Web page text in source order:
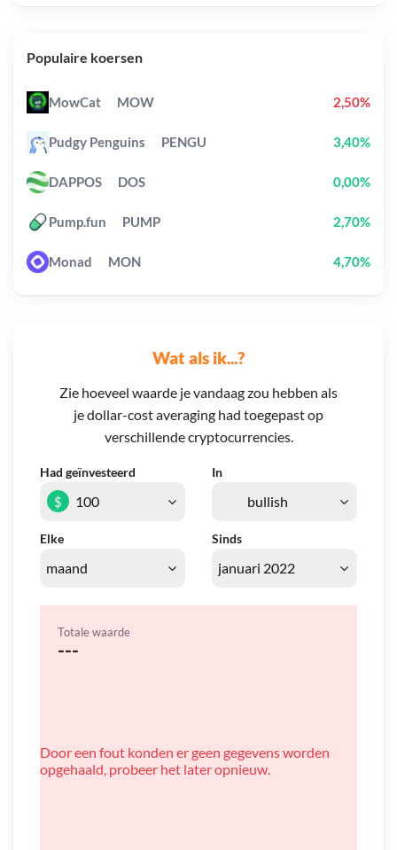
Wat als ik...?
Zie hoeveel waarde je vandaag zou hebben als
je dollar-cost averaging had toegepast op
verschillende cryptocurrencies.
Had geïnvesteerd In
Elke Sinds
$
Totale waarde
---
Door een fout konden er geen gegevens worden
opgehaald, probeer het later opnieuw.
Populaire koersen
MowCat MOW 2,50%
Pudgy Penguins PENGU 3,40%
DAPPOS DOS 0,00%
Pump.fun PUMP 2,70%
Monad MON 4,70%